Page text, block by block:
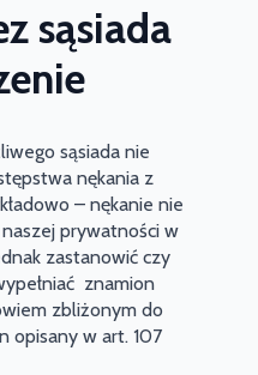
sąsiada
sąsiada nie
nękania z
– nękanie nie
prywatności w
zastanowić czy
znamion
zbliżonym do
opisany w art. 107